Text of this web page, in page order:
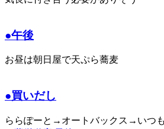
●午後
お昼は朝日屋で天ぷら蕎麦
●買いだし
ららぽーと→オートバックス→いつ